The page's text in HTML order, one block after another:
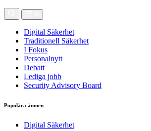
Digital Säkerhet
Traditionell Säkerhet
I Fokus
Personalnytt
Debatt
Lediga jobb
Security Advisory Board
Populära ämnen
Digital Säkerhet